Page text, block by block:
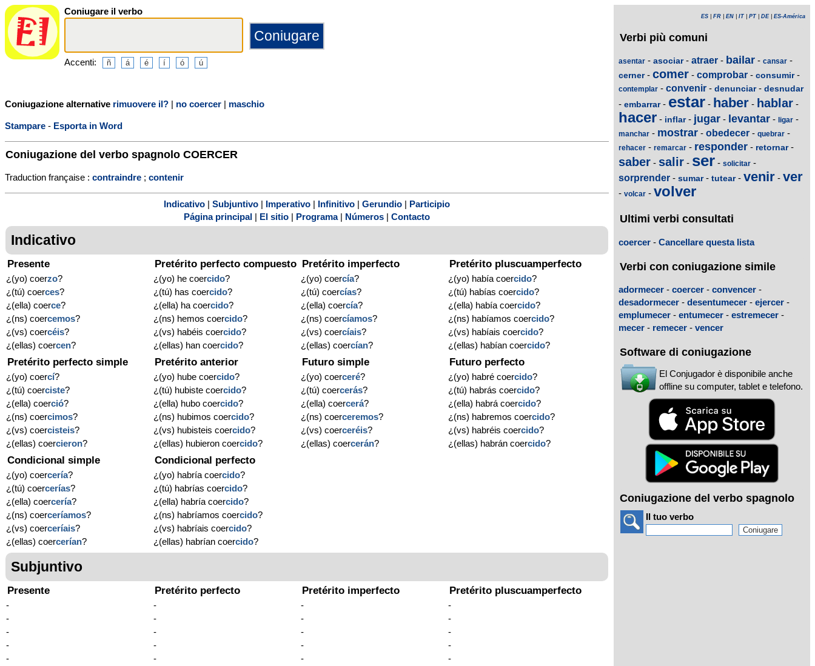
Coniugare il verbo
Accenti:
Coniugazione alternative rimuovere il? | no coercer | maschio
Stampare - Esporta in Word
Coniugazione del verbo spagnolo COERCER
Traduction française : contraindre ; contenir
Indicativo Subjuntivo Imperativo Infinitivo Gerundio
Participio
Página principal
El sitio Programa| Números Contacto
Indicativo
Presente
¿(yo) coerzo?
¿(tú) coerces?
¿(ella) coerce?
¿(ns) coercemos?
¿(vs) coercéis?
¿(ellas) coercen?
Pretérito perfecto compuesto
¿(yo) he coercido?
¿(tú) has coercido?
¿(ella) ha coercido?
¿(ns) hemos coercido?
¿(vs) habéis coercido?
¿(ellas) han coercido?
Pretérito imperfecto
¿(yo) coercía?
¿(tú) coercías?
¿(ella) coercía?
¿(ns) coercíamos?
¿(vs) coercíais?
¿(ellas) coercían?
Pretérito pluscuamperfecto
¿(yo) había coercido?
¿(tú) habías coercido?
¿(ella) había coercido?
¿(ns) habíamos coercido?
¿(vs) habíais coercido?
¿(ellas) habían coercido?
Pretérito perfecto simple
¿(yo) coercí?
¿(tú) coerciste?
¿(ella) coerció?
¿(ns) coercimos?
¿(vs) coercisteis?
¿(ellas) coercieron?
Pretérito anterior
¿(yo) hube coercido?
¿(tú) hubiste coercido?
¿(ella) hubo coercido?
¿(ns) hubimos coercido?
¿(vs) hubisteis coercido?
¿(ellas) hubieron coercido?
Futuro simple
¿(yo) coerceré?
¿(tú) coercerás?
¿(ella) coercerá?
¿(ns) coerceremos?
¿(vs) coerceréis?
¿(ellas) coercerán?
Futuro perfecto
¿(yo) habré coercido?
¿(tú) habrás coercido?
¿(ella) habrá coercido?
¿(ns) habremos coercido?
¿(vs) habréis coercido?
¿(ellas) habrán coercido?
Condicional simple
¿(yo) coercería?
¿(tú) coercerías?
¿(ella) coercería?
¿(ns) coerceríamos?
¿(vs) coerceríais?
¿(ellas) coercerían?
Condicional perfecto
¿(yo) habría coercido?
¿(tú) habrías coercido?
¿(ella) habría coercido?
¿(ns) habríamos coercido?
¿(vs) habríais coercido?
¿(ellas) habrían coercido?
Subjuntivo
Presente
-
-
-
-
-
Pretérito perfecto
-
-
-
-
-
Pretérito imperfecto
-
-
-
-
-
Pretérito pluscuamperfecto
-
-
-
-
-
ES FR EN IT PT DE| ES-América
Verbi più comuni
asentar - asociar- atraer - bailar - cansar -
cerner- comer - comprobar - consumir-
contemplar - convenir - denunciar- desnudar
- embarrar- estar - haber - hablar -
hacer - inflar- jugar - levantar - ligar -
manchar - mostrar - obedecer - quebrar -
rehacer - remarcar - responder - retornar-
saber - salir - ser - solicitar -
sorprender - sumar- tutear- venir - ver
- volcar - volver
Ultimi verbi consultati
coercer - Cancellare questa lista
Verbi con coniugazione simile
adormecer - coercer - convencer -
desadormecer - desentumecer - ejercer -
emplumecer - entumecer - estremecer -
mecer - remecer - vencer
Software di coniugazione
El Conjugador è disponibile anche
offline su computer, tablet e telefono.
Coniugazione del verbo spagnolo
Il tuo verbo